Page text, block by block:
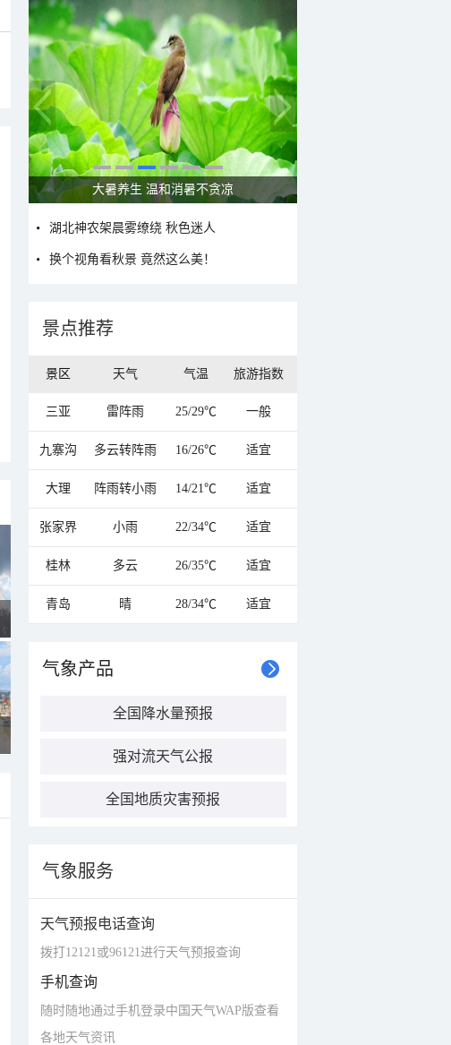
大暑养生 温和消暑不贪凉
湖北神农架晨雾缭绕 秋色迷人
换个视角看秋景 竟然这么美！
景点推荐
景区 天气 气温 旅游指数
三亚 雷阵雨 25/29℃ 一般
九寨沟 多云转阵雨 16/26℃ 适宜
大理 阵雨转小雨 14/21℃ 适宜
张家界 小雨 22/34℃ 适宜
桂林 多云 26/35℃ 适宜
青岛 晴 28/34℃ 适宜
气象产品
全国降水量预报
强对流天气公报
全国地质灾害预报
气象服务
天气预报电话查询
拨打12121或96121进行天气预报查询
手机查询
随时随地通过手机登录中国天气WAP版查看
各地天气资讯